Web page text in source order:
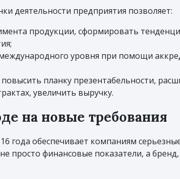
деятельности предприятия позволяет:
продукции, сформировать
уровня при помощи
планку презентабельности,
увеличить выручку.
на новые требования
года обеспечивает компаниям
просто финансовые показатели, а